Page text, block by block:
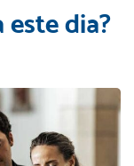
este dia?